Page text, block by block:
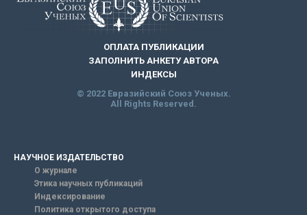
ОПЛАТА ПУБЛИКАЦИИ
ЗАПОЛНИТЬ АНКЕТУ АВТОРА
ИНДЕКСЫ
© 2022 Евразийский Союз Ученых.
All Rights Reserved.
НАУЧНОЕ ИЗДАТЕЛЬСТВО
О журнале
Этика научных публикаций
Индексирование
Политика открытого доступа